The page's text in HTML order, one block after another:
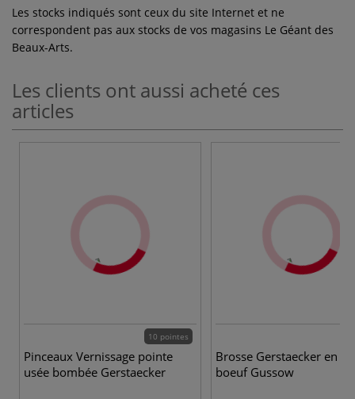
Les stocks indiqués sont ceux du site Internet et ne
correspondent pas aux stocks de vos magasins Le Géant des
Beaux-Arts.
Les clients ont aussi acheté ces
articles
10 pointes
Pinceaux Vernissage pointe
usée bombée Gerstaecker
Brosse Gerstaecker en
boeuf Gussow